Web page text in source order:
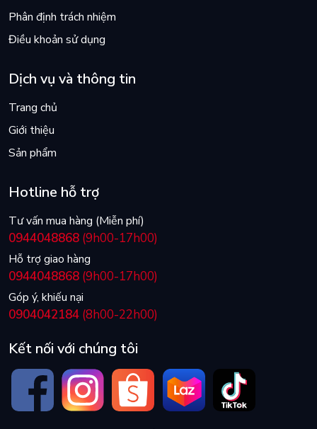
Phân định trách nhiệm
Điều khoản sử dụng
Dịch vụ và thông tin
Trang chủ
Giới thiệu
Sản phẩm
Hotline hỗ trợ
Tư vấn mua hàng (Miễn phí)
0944048868 (9h00-17h00)
Hỗ trợ giao hàng
0944048868 (9h00-17h00)
Góp ý, khiếu nại
0904042184 (8h00-22h00)
Kết nối với chúng tôi